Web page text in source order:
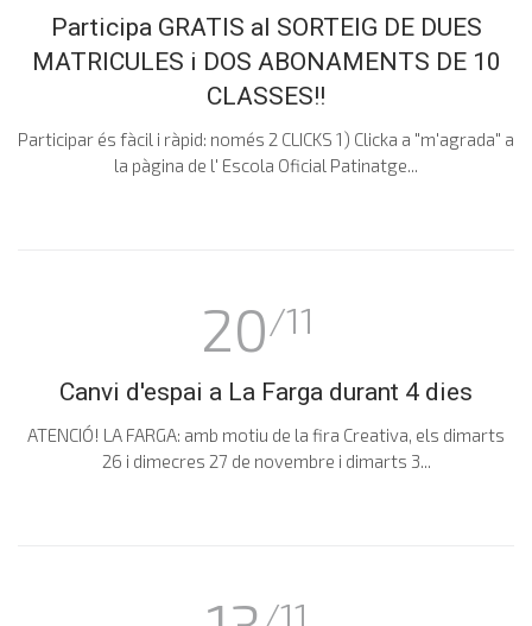
Participa GRATIS al SORTEIG DE DUES
MATRICULES i DOS ABONAMENTS DE 10
CLASSES!!
Participar és fàcil i ràpid: només 2 CLICKS 1) Clicka a "m'agrada" a
la pàgina de l' Escola Oficial Patinatge...
20/11
Canvi d'espai a La Farga durant 4 dies
ATENCIÓ! LA FARGA: amb motiu de la fira Creativa, els dimarts
26 i dimecres 27 de novembre i dimarts 3...
/11